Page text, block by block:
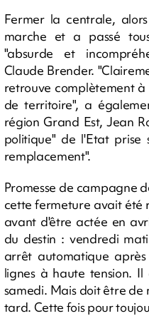
Fermer la centrale,
marche et a passé
"absurde et
Claude Brender.
retrouve complètement
de territoire", a
région Grand Est, Jean
politique" de l'Etat prise
remplacement".
Promesse de campagne
cette fermeture avait été
avant d'être actée en
du destin : vendredi
arrêt automatique
lignes à haute tension.
samedi. Mais doit être de
tard. Cette fois pour